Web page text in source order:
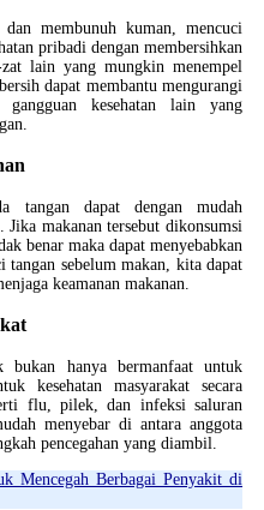
membunuh kuman, mencuci
pribadi dengan membersihkan
lain yang mungkin menempel
dapat membantu mengurangi
kesehatan lain yang
tangan dapat dengan mudah
makanan tersebut dikonsumsi
benar maka dapat menyebabkan
tangan sebelum makan, kita dapat
keamanan makanan.
hanya bermanfaat untuk
kesehatan masyarakat secara
flu, pilek, dan infeksi saluran
menyebar di antara anggota
pencegahan yang diambil.
Mencegah Berbagai Penyakit di